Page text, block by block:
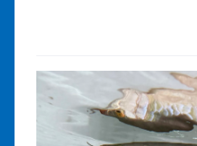
な店休やオープン時間の